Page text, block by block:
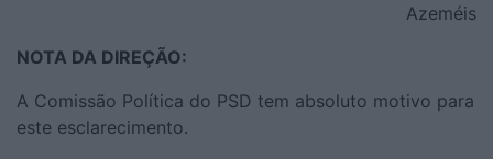
Azeméis
NOTA DA DIREÇÃO:
A Comissão Política do PSD tem absoluto motivo para
este esclarecimento.